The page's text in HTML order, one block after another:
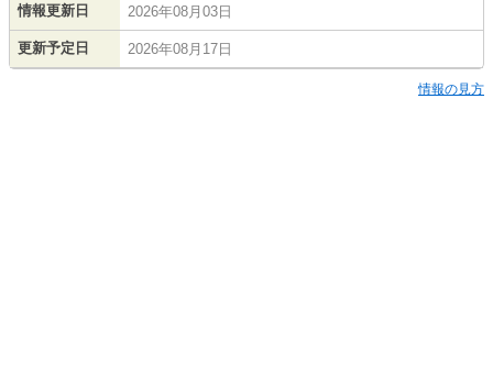
情報更新日 2026年08月03日
更新予定日 2026年08月17日
情報の見方